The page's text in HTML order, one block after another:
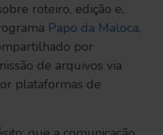
roteiro, edição e,
Papo da Maloca,
por
de arquivos via
plataformas de